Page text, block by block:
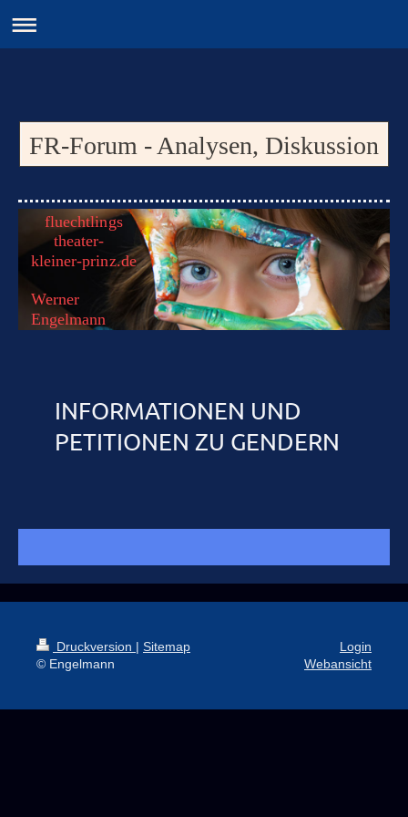
FR-Forum - Analysen, Diskussion
fluechtlings
theater-
kleiner-prinz.de
Werner
Engelmann
INFORMATIONEN UND
PETITIONEN ZU GENDERN
Druckversion | Sitemap
© Engelmann
Login
Webansicht